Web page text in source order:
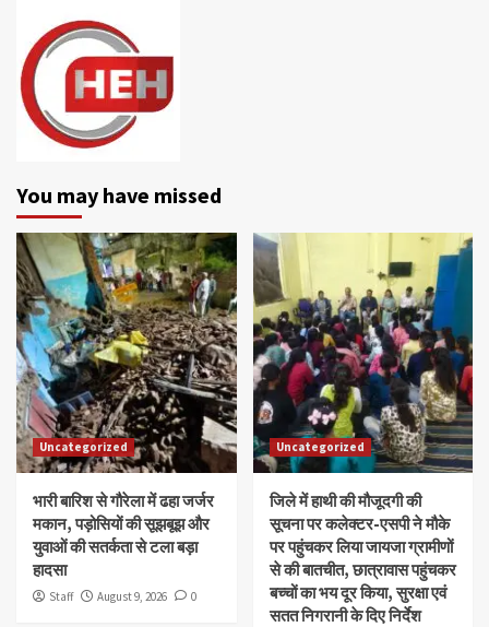
You may have missed
Uncategorized
भारी बारिश से गौरेला में ढहा जर्जर
मकान, पड़ोसियों की सूझबूझ और
युवाओं की सतर्कता से टला बड़ा
हादसा
Staff August 9, 2026 0
Uncategorized
जिले में हाथी की मौजूदगी की
सूचना पर कलेक्टर-एसपी ने मौके
पर पहुंचकर लिया जायजा ग्रामीणों
से की बातचीत, छात्रावास पहुंचकर
बच्चों का भय दूर किया, सुरक्षा एवं
सतत निगरानी के दिए निर्देश